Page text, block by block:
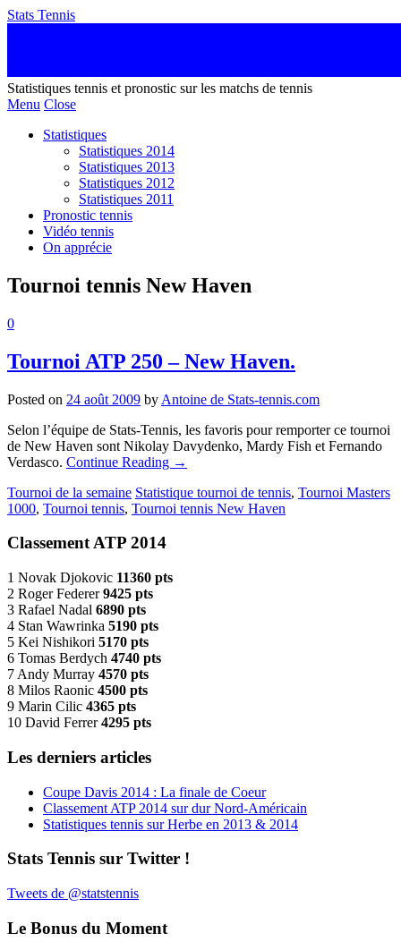
Stats Tennis
Statistiques tennis et pronostic sur les matchs de tennis
Menu Close
Statistiques
Statistiques 2014
Statistiques 2013
Statistiques 2012
Statistiques 2011
Pronostic tennis
Vidéo tennis
On apprécie
Tournoi tennis New Haven
0
Tournoi ATP 250 – New Haven.
Posted on 24 août 2009 by Antoine de Stats-tennis.com
Selon l’équipe de Stats-Tennis, les favoris pour remporter ce tournoi
de New Haven sont Nikolay Davydenko, Mardy Fish et Fernando
Verdasco. Continue Reading →
Tournoi de la semaine Statistique tournoi de tennis, Tournoi Masters
1000, Tournoi tennis, Tournoi tennis New Haven
Classement ATP 2014
1 Novak Djokovic 11360 pts
2 Roger Federer9425 pts
3 Rafael Nadal 6890 pts
4 Stan Wawrinka 5190 pts
5 Kei Nishikori 5170 pts
6 Tomas Berdych 4740 pts
7 Andy Murray 4570 pts
8 Milos Raonic 4500 pts
9 Marin Cilic 4365 pts
10 David Ferrer4295 pts
Les derniers articles
Coupe Davis 2014 : La finale de Coeur
Classement ATP 2014 sur dur Nord-Américain
Statistiques tennis sur Herbe en 2013 & 2014
Stats Tennis sur Twitter !
Tweets de @statstennis
Le Bonus du Moment